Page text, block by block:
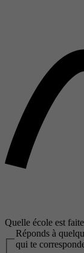
Quelle école est
Réponds à
qui te